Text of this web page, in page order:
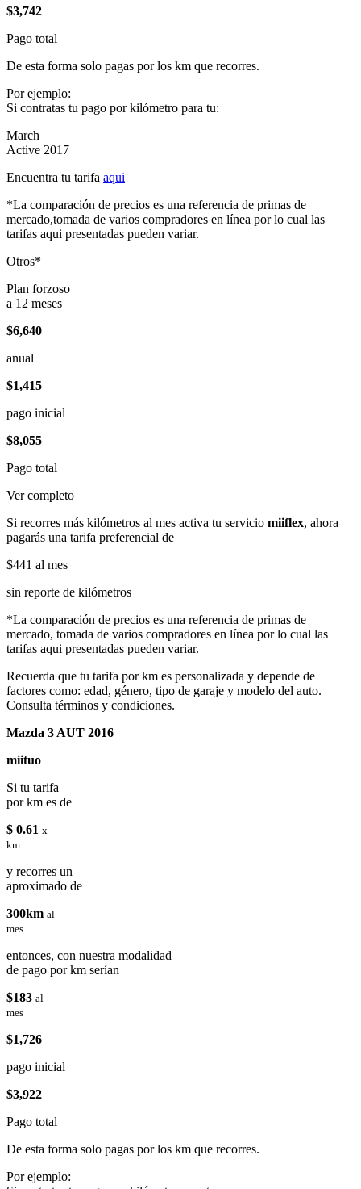
$3,742
Pago total
De esta forma solo pagas por los km que recorres.
Por ejemplo:
Si contratas tu pago por kilómetro para tu:
March
Active 2017
Encuentra tu tarifa aqui
*La comparación de precios es una referencia de primas de
mercado,tomada de varios compradores en línea por lo cual las
tarifas aqui presentadas pueden variar.
Otros*
Plan forzoso
a 12 meses
$6,640
anual
$1,415
pago inicial
$8,055
Pago total
Ver completo
Si recorres más kilómetros al mes activa tu servicio miiflex, ahora
pagarás una tarifa preferencial de
$441 al mes
sin reporte de kilómetros
*La comparación de precios es una referencia de primas de
mercado, tomada de varios compradores en línea por lo cual las
tarifas aqui presentadas pueden variar.
Recuerda que tu tarifa por km es personalizada y depende de
factores como: edad, género, tipo de garaje y modelo del auto.
Consulta términos y condiciones.
Mazda 3 AUT 2016
miituo
Si tu tarifa
por km es de
$ 0.61 x
km
y recorres un
aproximado de
300km al
mes
entonces, con nuestra modalidad
de pago por km serían
$183 al
mes
$1,726
pago inicial
$3,922
Pago total
De esta forma solo pagas por los km que recorres.
Por ejemplo: